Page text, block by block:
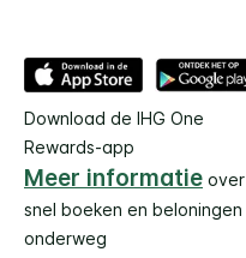
Download de IHG One
Rewards-app
Meer informatie over
snel boeken en beloningen
onderweg